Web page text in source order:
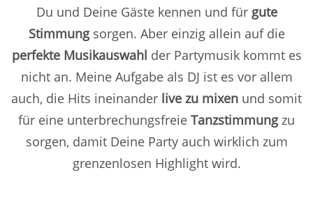
Du und Deine Gäste kennen und für gute
Stimmungsorgen. Aber einzig allein auf die
perfekte Musikauswahl der Partymusik kommt es
nicht an. Meine Aufgabe als DJ ist es vor allem
auch, die Hits ineinander live zu mixen und somit
für eine unterbrechungsfreie Tanzstimmungzu
sorgen, damit Deine Party auch wirklich zum
grenzenlosen Highlight wird.